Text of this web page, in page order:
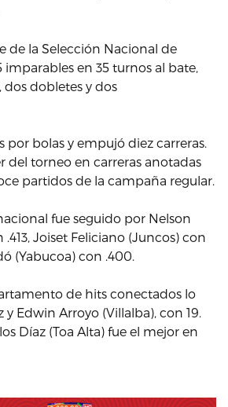
de la Selección Nacional de
imparables en 35 turnos al bate,
dobletes y dos
por bolas y empujó diez carreras.
del torneo en carreras anotadas
partidos de la campaña regular.
fue seguido por Nelson
Joiset Feliciano (Juncos) con
(Yabucoa) con .400.
de hits conectados lo
Edwin Arroyo (Villalba), con 19.
Díaz (Toa Alta) fue el mejor en